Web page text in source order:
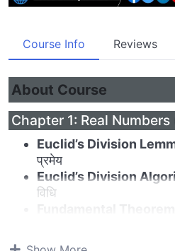
Course Info Reviews
About Course
Chapter 1: Real Numbers
Euclid’s Division
प्रमेय
Euclid’s Division
विधि